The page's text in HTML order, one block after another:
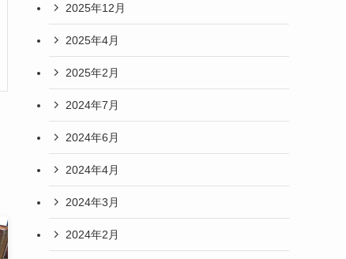
2025年12月
2025年4月
2025年2月
2024年7月
2024年6月
2024年4月
2024年3月
2024年2月